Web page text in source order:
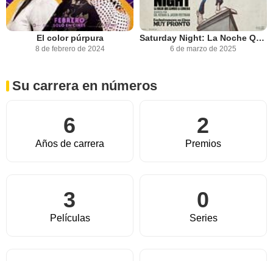
El color púrpura
8 de febrero de 2024
Saturday Night: La Noche Que Cambió La Comedia
6 de marzo de 2025
Su carrera en números
6
Años de carrera
2
Premios
3
Películas
0
Series